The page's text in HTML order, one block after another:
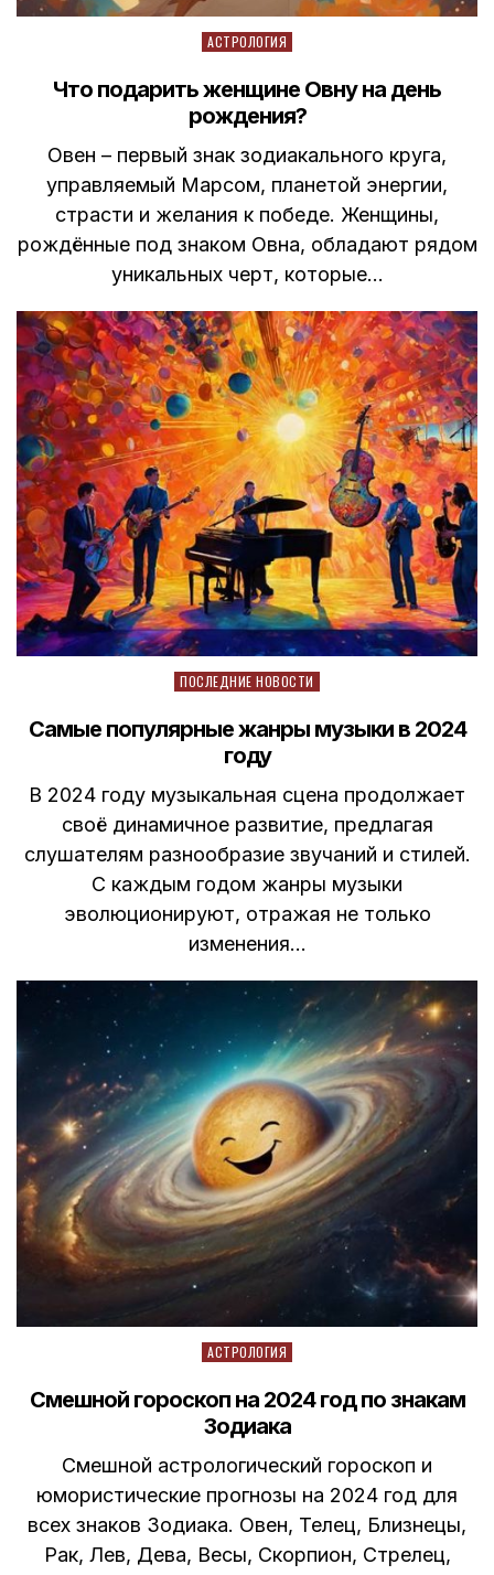
Posted
АСТРОЛОГИЯ
Что подарить женщине Овну на день
рождения?
Овен – первый знак зодиакального круга,
управляемый Марсом, планетой энергии,
страсти и желания к победе. Женщины,
рождённые под знаком Овна, обладают рядом
уникальных черт, которые…
Posted
ПОСЛЕДНИЕ НОВОСТИ
Самые популярные жанры музыки в 2024
году
В 2024 году музыкальная сцена продолжает
своё динамичное развитие, предлагая
слушателям разнообразие звучаний и стилей.
С каждым годом жанры музыки
эволюционируют, отражая не только
изменения…
Posted
АСТРОЛОГИЯ
Смешной гороскоп на 2024 год по знакам
Зодиака
Смешной астрологический гороскоп и
юмористические прогнозы на 2024 год для
всех знаков Зодиака. Овен, Телец, Близнецы,
Рак, Лев, Дева, Весы, Скорпион, Стрелец,